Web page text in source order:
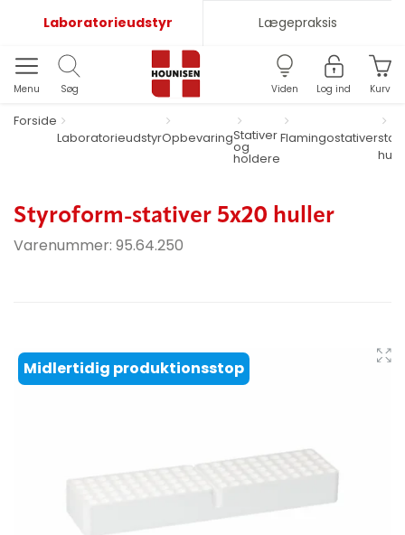
Laboratorieudstyr Lægepraksis
Menu Søg Viden Log ind Kurv
Forside
LaboratorieudstyrOpbevaringStativer
og
holdere
Flamingostativer
Styroform-stativer 5x20 huller
Varenummer: 95.64.250
Midlertidig produktionsstop